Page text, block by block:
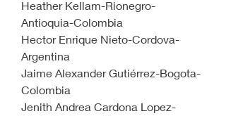
Heather Kellam-Rionegro-
Antioquia-Colombia
Hector Enrique Nieto-Cordova-
Argentina
Jaime Alexander Gutiérrez-Bogota-
Colombia
Jenith Andrea Cardona Lopez-